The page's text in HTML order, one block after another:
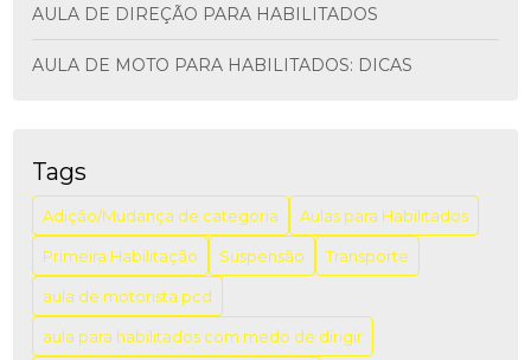
AULA DE DIREÇÃO PARA HABILITADOS
AULA DE MOTO PARA HABILITADOS: DICAS
IMPORTANTES
INCLUSÃO E A SEGURANÇA NO TRÂNSITO
AULA DIREÇÃO PARA HABILITADOS: APRENDA COM
SEGURANÇA
AULA DIREÇÃO PARA HABILITADOS: DICAS PARA
Tags
Adição/Mudança de categoria Aulas para Habilitados
Primeira Habilitação Suspensão Transporte
aula de motorista pcd
aula para habilitados com medo de dirigir